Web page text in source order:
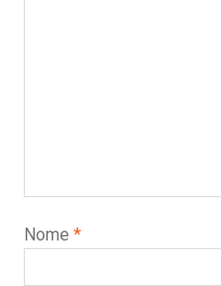
Nome *